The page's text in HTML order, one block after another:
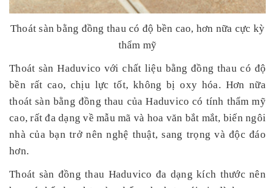
Thoát sàn bằng đồng thau có độ bền cao, hơn nữa cực kỳ
thẩm mỹ
Thoát sàn Haduvico với chất liệu bằng đồng thau có độ
bền rất cao, chịu lực tốt, không bị oxy hóa. Hơn nữa
thoát sàn bằng đồng thau của Haduvico có tính thẩm mỹ
cao, rất đa dạng về mẫu mã và hoa văn bắt mắt, biến ngôi
nhà của bạn trở nên nghệ thuật, sang trọng và độc đáo
hơn.
Thoát sàn đồng thau Haduvico đa dạng kích thước nên